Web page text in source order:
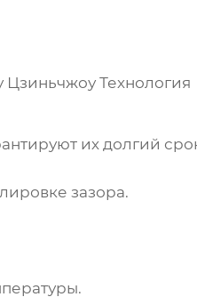
Технология
их долгий
зазора.